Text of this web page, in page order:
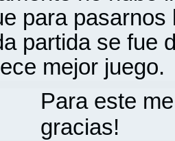
para
partida se fue
mejor juego.
Para este
gracias!